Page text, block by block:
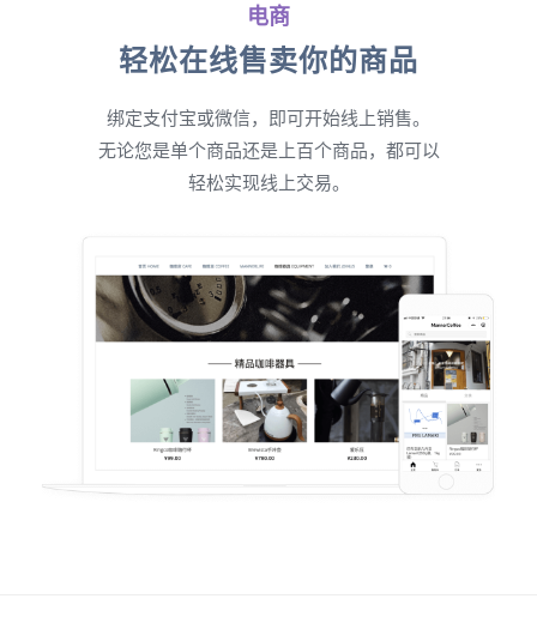
电商
轻松在线售卖你的商品
绑定支付宝或微信，即可开始线上销售。
无论您是单个商品还是上百个商品，都可以
轻松实现线上交易。